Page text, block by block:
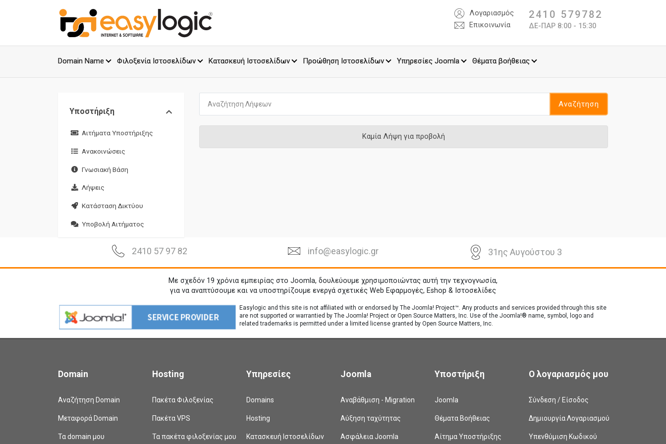
Λογαριασμός
Επικοινωνία
2410 579782
ΔΕ-ΠΑΡ 8:00 - 15:30
Domain Name Φιλοξενία Ιστοσελίδων Κατασκευή Ιστοσελίδων Προώθηση Ιστοσελίδων Υπηρεσίες Joomla Θέματα βοήθειας
Υποστήριξη
Αιτήματα Υποστήριξης
Ανακοινώσεις
Γνωσιακή Βάση
Λήψεις
Κατάσταση Δικτύου
Υποβολή Αιτήματος
Αναζήτηση
Καμία Λήψη για προβολή
2410 57 97 82 info@easylogic.gr 31ης Αυγούστου 3
Με σχεδόν 19 χρόνια εμπειρίας στο Joomla, δουλεύουμε χρησιμοποιώντας αυτή την τεχνογνωσία,
για να αναπτύσουμε και να υποστηρίζουμε ενεργά σχετικές Web Εφαρμογές, Eshop & Ιστοσελίδες
Easylogic and this site is not affiliated with or endorsed by The Joomla! Project™. Any products and services provided through this site
are not supported or warrantied by The Joomla! Project or Open Source Matters, Inc. Use of the Joomla!® name, symbol, logo and
related trademarks is permitted under a limited license granted by Open Source Matters, Inc.
Domain
Αναζήτηση Domain
Μεταφορά Domain
Τα domain μου
Hosting
Πακέτα Φιλοξενίας
Πακέτα VPS
Τα πακέτα φιλοξενίας μου
Υπηρεσίες
Domains
Hosting
Κατασκευή Ιστοσελίδων
Joomla
Αναβάθμιση - Migration
Αύξηση ταχύτητας
Ασφάλεια Joomla
Υποστήριξη
Joomla
Θέματα Βοήθειας
Αίτημα Υποστήριξης
Ο λογαριασμός μου
Σύνδεση / Είσοδος
Δημιουργία Λογαριασμού
Υπενθύμιση Κωδικού